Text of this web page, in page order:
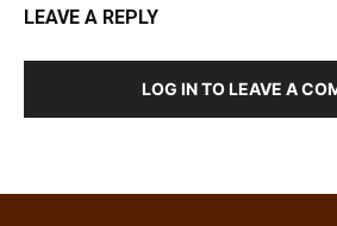
LEAVE A REPLY
LOG IN TO LEAVE A